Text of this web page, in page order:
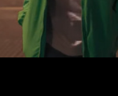
WhatsApp